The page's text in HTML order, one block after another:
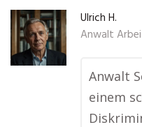
Ulrich H.
Anwalt
Anwalt
einem